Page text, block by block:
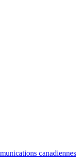
canadiennes